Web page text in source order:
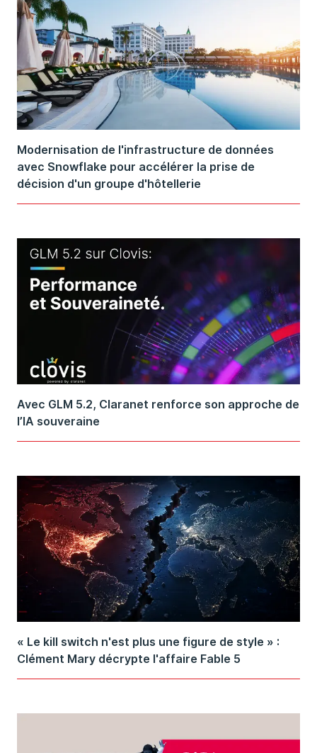
Modernisation de l'infrastructure de données
avec Snowflake pour accélérer la prise de
décision d'un groupe d'hôtellerie
Avec GLM 5.2, Claranet renforce son approche de
l’IA souveraine
« Le kill switch n'est plus une figure de style » :
Clément Mary décrypte l'affaire Fable 5